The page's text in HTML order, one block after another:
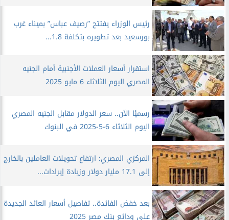
رئيس الوزراء يفتتح ”رصيف عباس” بميناء غرب
بورسعيد بعد تطويره بتكلفة 1.8...
استقرار أسعار العملات الأجنبية أمام الجنيه
المصري اليوم الثلاثاء 6 مايو 2025
رسميًا الآن.. سعر الدولار مقابل الجنيه المصري
اليوم الثلاثاء 6-5-2025 في البنوك
المركزي المصري: ارتفاع تحويلات العاملين بالخارج
إلى 17.1 مليار دولار وزيادة إيرادات...
بعد خفض الفائدة.. تفاصيل أسعار العائد الجديدة
على ودائع بنك مصر 2025